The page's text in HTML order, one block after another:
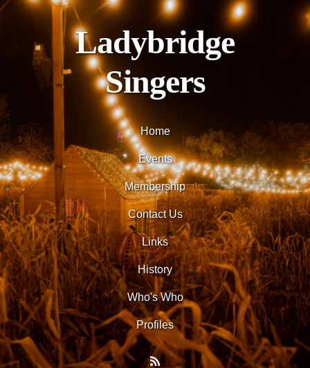
Ladybridge
Singers
Home
Events
Membership
Contact Us
Links
History
Who's Who
Profiles